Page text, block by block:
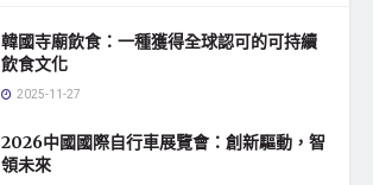
韓國寺廟飲食：一種獲得全球認可的可持續
飲食文化
2025-11-27
2026中國國際自行車展覽會：創新驅動，智
領未來